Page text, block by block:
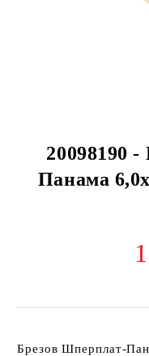
20098190
Панама
Брезов Шперплат-